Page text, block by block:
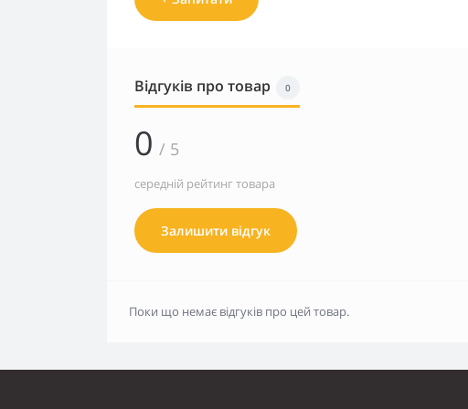
Відгуків про товар 0
0 / 5
середній рейтинг товара
Залишити відгук
Поки що немає відгуків про цей товар.